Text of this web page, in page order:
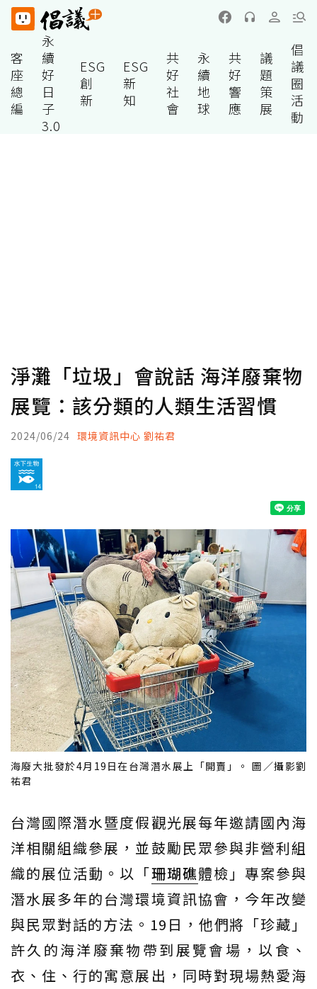
客
座
總
編
永
續
好
日
子
3.0
ESG
創
新
ESG
新
知
共
好
社
會
永
續
地
球
共
好
響
應
議
題
策
展
倡
議
圈
活
動
淨灘「垃圾」會說話 海洋廢棄物
展覽：該分類的人類生活習慣
2024/06/24 環境資訊中心 劉祐君
海廢大批發於4月19日在台灣潛水展上「開賣」。 圖／攝影劉
祐君
台灣國際潛水暨度假觀光展每年邀請國內海
洋相關組織參展，並鼓勵民眾參與非營利組
織的展位活動。以「珊瑚礁體檢」專案參與
潛水展多年的台灣環境資訊協會，今年改變
與民眾對話的方法。19日，他們將「珍藏」
許久的海洋廢棄物帶到展覽會場，以食、
衣、住、行的寓意展出，同時對現場熱愛海